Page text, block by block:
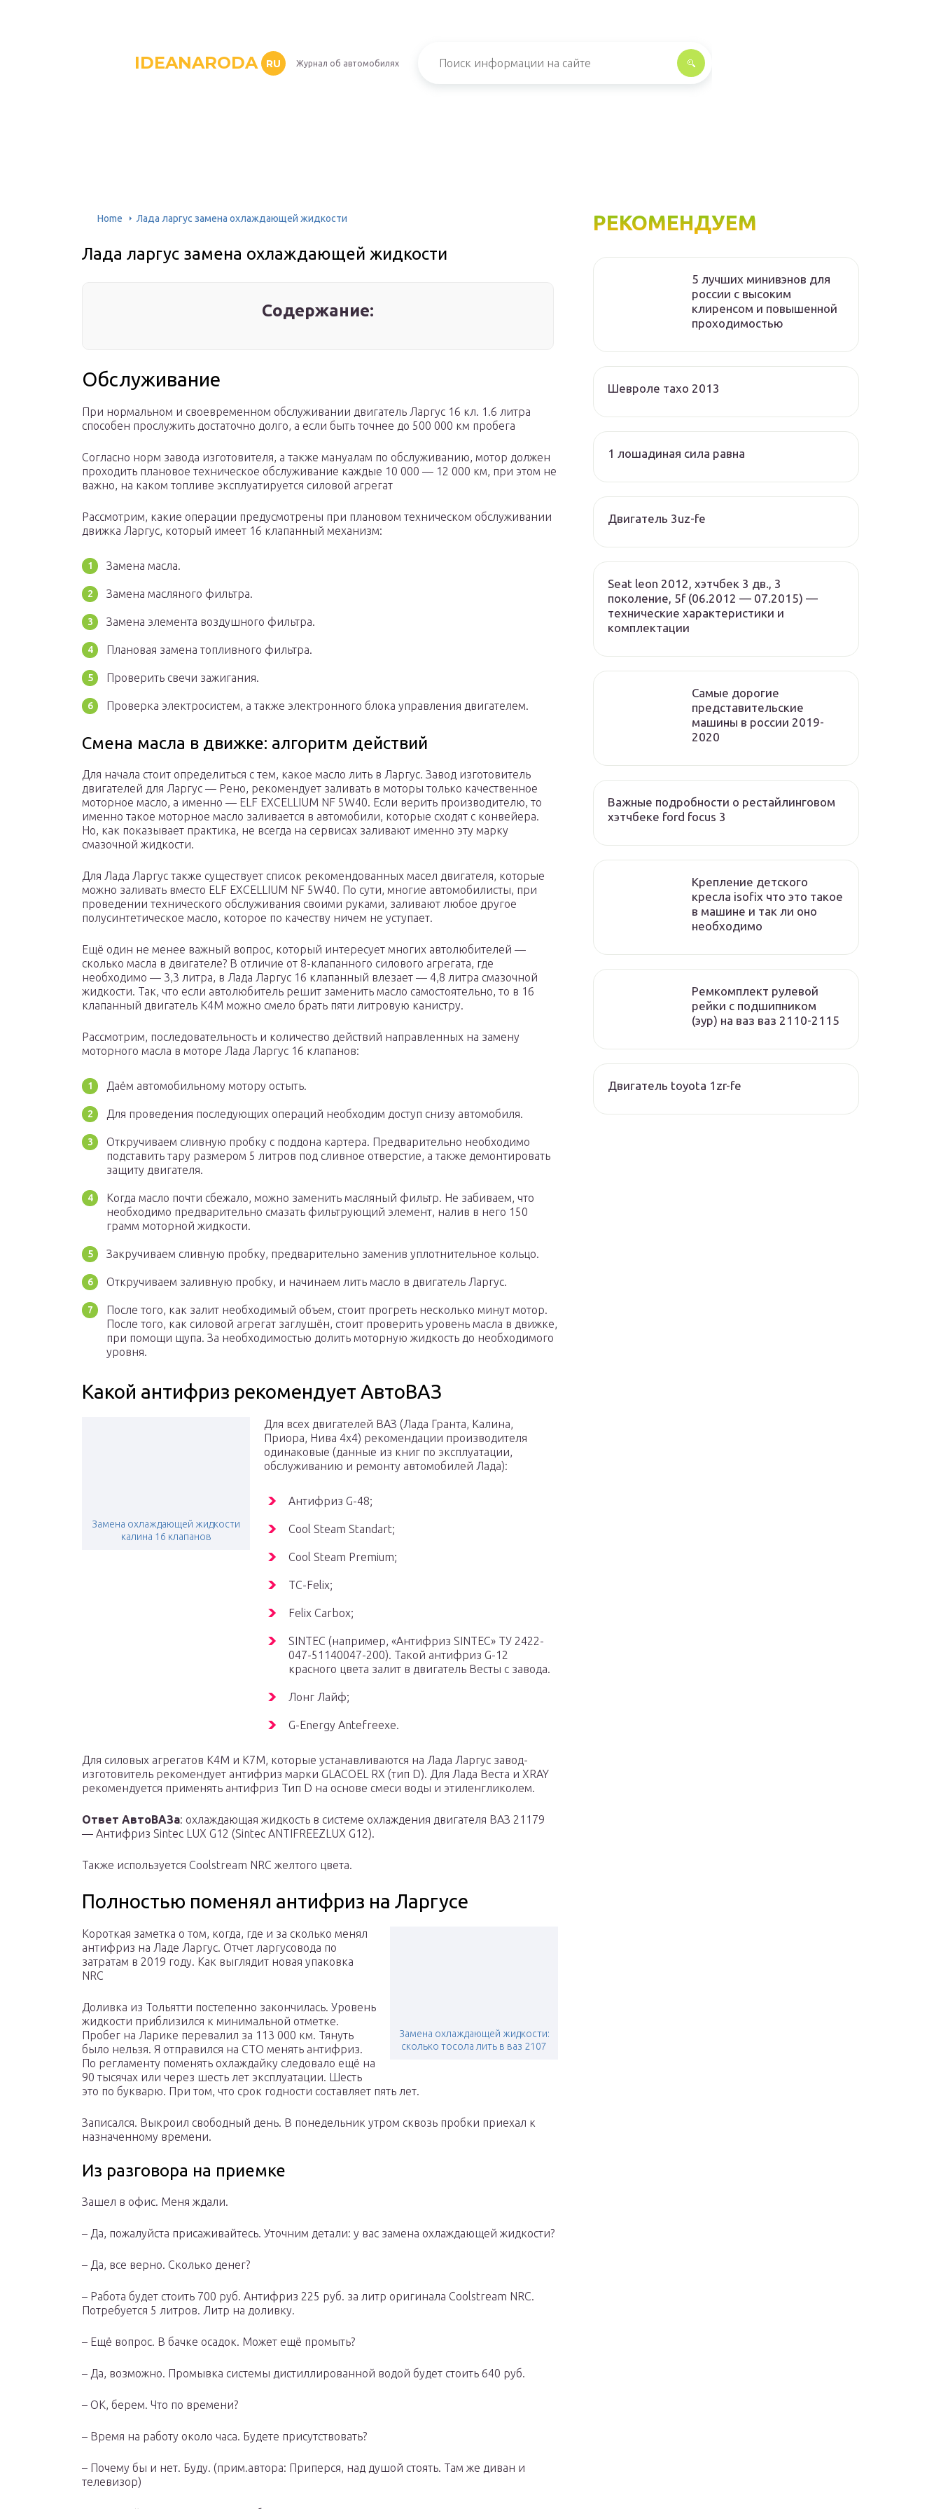
IDEANARODA RU Журнал об автомобилях
Home Лада ларгус замена охлаждающей жидкости
Лада ларгус замена охлаждающей жидкости
Содержание:
Обслуживание
При нормальном и своевременном обслуживании двигатель Ларгус 16 кл. 1.6 литра
способен прослужить достаточно долго, а если быть точнее до 500 000 км пробега
Согласно норм завода изготовителя, а также мануалам по обслуживанию, мотор должен
проходить плановое техническое обслуживание каждые 10 000 — 12 000 км, при этом не
важно, на каком топливе эксплуатируется силовой агрегат
Рассмотрим, какие операции предусмотрены при плановом техническом обслуживании
движка Ларгус, который имеет 16 клапанный механизм:
Замена масла.
Замена масляного фильтра.
Замена элемента воздушного фильтра.
Плановая замена топливного фильтра.
Проверить свечи зажигания.
Проверка электросистем, а также электронного блока управления двигателем.
Смена масла в движке: алгоритм действий
Для начала стоит определиться с тем, какое масло лить в Ларгус. Завод изготовитель
двигателей для Ларгус — Рено, рекомендует заливать в моторы только качественное
моторное масло, а именно — ELF EXCELLIUM NF 5W40. Если верить производителю, то
именно такое моторное масло заливается в автомобили, которые сходят с конвейера.
Но, как показывает практика, не всегда на сервисах заливают именно эту марку
смазочной жидкости.
Для Лада Ларгус также существует список рекомендованных масел двигателя, которые
можно заливать вместо ELF EXCELLIUM NF 5W40. По сути, многие автомобилисты, при
проведении технического обслуживания своими руками, заливают любое другое
полусинтетическое масло, которое по качеству ничем не уступает.
Ещё один не менее важный вопрос, который интересует многих автолюбителей —
сколько масла в двигателе? В отличие от 8-клапанного силового агрегата, где
необходимо — 3,3 литра, в Лада Ларгус 16 клапанный влезает — 4,8 литра смазочной
жидкости. Так, что если автолюбитель решит заменить масло самостоятельно, то в 16
клапанный двигатель К4М можно смело брать пяти литровую канистру.
Рассмотрим, последовательность и количество действий направленных на замену
моторного масла в моторе Лада Ларгус 16 клапанов:
Даём автомобильному мотору остыть.
Для проведения последующих операций необходим доступ снизу автомобиля.
Откручиваем сливную пробку с поддона картера. Предварительно необходимо
подставить тару размером 5 литров под сливное отверстие, а также демонтировать
защиту двигателя.
Когда масло почти сбежало, можно заменить масляный фильтр. Не забиваем, что
необходимо предварительно смазать фильтрующий элемент, налив в него 150
грамм моторной жидкости.
Закручиваем сливную пробку, предварительно заменив уплотнительное кольцо.
Откручиваем заливную пробку, и начинаем лить масло в двигатель Ларгус.
После того, как залит необходимый объем, стоит прогреть несколько минут мотор.
После того, как силовой агрегат заглушён, стоит проверить уровень масла в движке,
при помощи щупа. За необходимостью долить моторную жидкость до необходимого
уровня.
Какой антифриз рекомендует АвтоВАЗ
Замена охлаждающей жидкости
калина 16 клапанов
Для всех двигателей ВАЗ (Лада Гранта, Калина,
Приора, Нива 4х4) рекомендации производителя
одинаковые (данные из книг по эксплуатации,
обслуживанию и ремонту автомобилей Лада):
Антифриз G-48;
Cool Steam Standart;
Cool Steam Premium;
ТС-Felix;
Felix Carbox;
SINTEC (например, «Антифриз SINTEC» ТУ 2422-
047-51140047-200). Такой антифриз G-12
красного цвета залит в двигатель Весты с завода.
Лонг Лайф;
G-Energy Antefreexe.
Для силовых агрегатов K4M и K7M, которые устанавливаются на Лада Ларгус завод-
изготовитель рекомендует антифриз марки GLACOEL RX (тип D). Для Лада Веста и XRAY
рекомендуется применять антифриз Тип D на основе смеси воды и этиленгликолем.
Ответ АвтоВАЗа: охлаждающая жидкость в системе охлаждения двигателя ВАЗ 21179
— Антифриз Sintec LUX G12 (Sintec ANTIFREEZLUX G12).
Также используется Coolstream NRC желтого цвета.
Полностью поменял антифриз на Ларгусе
Замена охлаждающей жидкости:
сколько тосола лить в ваз 2107
Короткая заметка о том, когда, где и за сколько менял
антифриз на Ладе Ларгус. Отчет ларгусовода по
затратам в 2019 году. Как выглядит новая упаковка
NRC
Доливка из Тольятти постепенно закончилась. Уровень
жидкости приблизился к минимальной отметке.
Пробег на Ларике перевалил за 113 000 км. Тянуть
было нельзя. Я отправился на СТО менять антифриз.
По регламенту поменять охлаждайку следовало ещё на
90 тысячах или через шесть лет эксплуатации. Шесть
это по букварю. При том, что срок годности составляет пять лет.
Записался. Выкроил свободный день. В понедельник утром сквозь пробки приехал к
назначенному времени.
Из разговора на приемке
Зашел в офис. Меня ждали.
– Да, пожалуйста присаживайтесь. Уточним детали: у вас замена охлаждающей жидкости?
– Да, все верно. Сколько денег?
– Работа будет стоить 700 руб. Антифриз 225 руб. за литр оригинала Coolstream NRC.
Потребуется 5 литров. Литр на доливку.
– Ещё вопрос. В бачке осадок. Может ещё промыть?
– Да, возможно. Промывка системы дистиллированной водой будет стоить 640 руб.
– OK, берем. Что по времени?
– Время на работу около часа. Будете присутствовать?
– Почему бы и нет. Буду. (прим.автора: Приперся, над душой стоять. Там же диван и
телевизор)
РЕКОМЕНДУЕМ
5 лучших минивэнов для
россии с высоким
клиренсом и повышенной
проходимостью
Шевроле тахо 2013
1 лошадиная сила равна
Двигатель 3uz-fe
Seat leon 2012, хэтчбек 3 дв., 3
поколение, 5f (06.2012 — 07.2015) —
технические характеристики и
комплектации
Cамые дорогие
представительские
машины в россии 2019-
2020
Важные подробности о рестайлинговом
хэтчбеке ford focus 3
Крепление детского
кресла isofix что это такое
в машине и так ли оно
необходимо
Ремкомплект рулевой
рейки с подшипником
(эур) на ваз ваз 2110-2115
Двигатель toyota 1zr-fe